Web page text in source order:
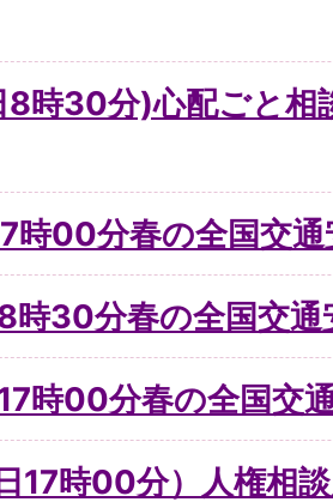
時30分)心配ごと相
時00分春の全国交
時30分春の全国交通
時00分春の全国交
17時00分）人権相